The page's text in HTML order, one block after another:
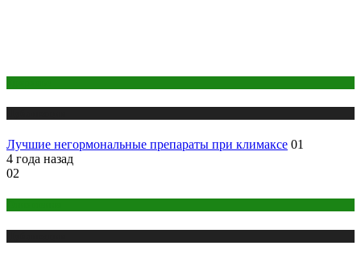
Лучшие негормональные препараты при климаксе 01
4 года назад
02